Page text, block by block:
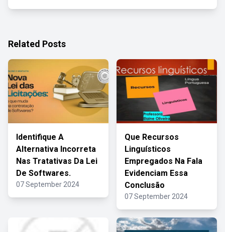
Related Posts
Identifique A
Alternativa Incorreta
Nas Tratativas Da Lei
De Softwares.
07 September 2024
Que Recursos
Linguísticos
Empregados Na Fala
Evidenciam Essa
Conclusão
07 September 2024